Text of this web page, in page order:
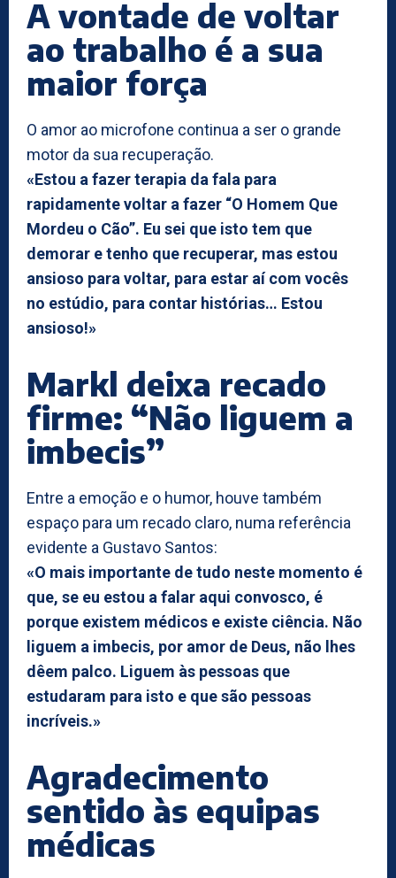
A vontade de voltar
ao trabalho é a sua
maior força
O amor ao microfone continua a ser o grande
motor da sua recuperação.
«Estou a fazer terapia da fala para
rapidamente voltar a fazer “O Homem Que
Mordeu o Cão”. Eu sei que isto tem que
demorar e tenho que recuperar, mas estou
ansioso para voltar, para estar aí com vocês
no estúdio, para contar histórias… Estou
ansioso!»
Markl deixa recado
firme: “Não liguem a
imbecis”
Entre a emoção e o humor, houve também
espaço para um recado claro, numa referência
evidente a Gustavo Santos:
«O mais importante de tudo neste momento é
que, se eu estou a falar aqui convosco, é
porque existem médicos e existe ciência. Não
liguem a imbecis, por amor de Deus, não lhes
dêem palco. Liguem às pessoas que
estudaram para isto e que são pessoas
incríveis.»
Agradecimento
sentido às equipas
médicas